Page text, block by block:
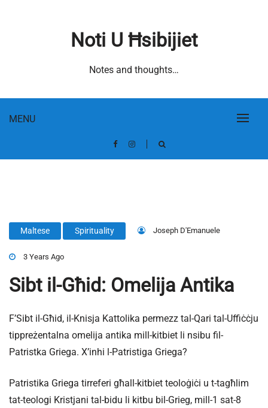
MENU
Noti U Ħsibijiet
Notes and thoughts…
Maltese Spirituality Joseph D'Emanuele
3 Years Ago
Sibt il-Għid: Omelija Antika
F’Sibt il-Għid, il-Knisja Kattolika permezz tal-Qari tal-Uffiċċju
tippreżentalna omelija antika mill-kitbiet li nsibu fil-
Patristka Griega. X’inhi l-Patristiga Griega?
Patristika Griega tirreferi għall-kitbiet teoloġiċi u t-tagħlim
tat-teologi Kristjani tal-bidu li kitbu bil-Grieg, mill-1 sat-8